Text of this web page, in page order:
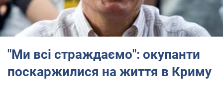
"Ми всі страждаємо": окупанти
поскаржилися на життя в Криму